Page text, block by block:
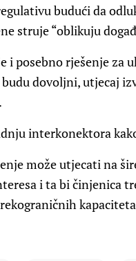
budući da
struje “oblikuju
i posebno rješenje za
dovoljni, utjecaj
interkonektora
može utjecati na
i ta bi činjenica